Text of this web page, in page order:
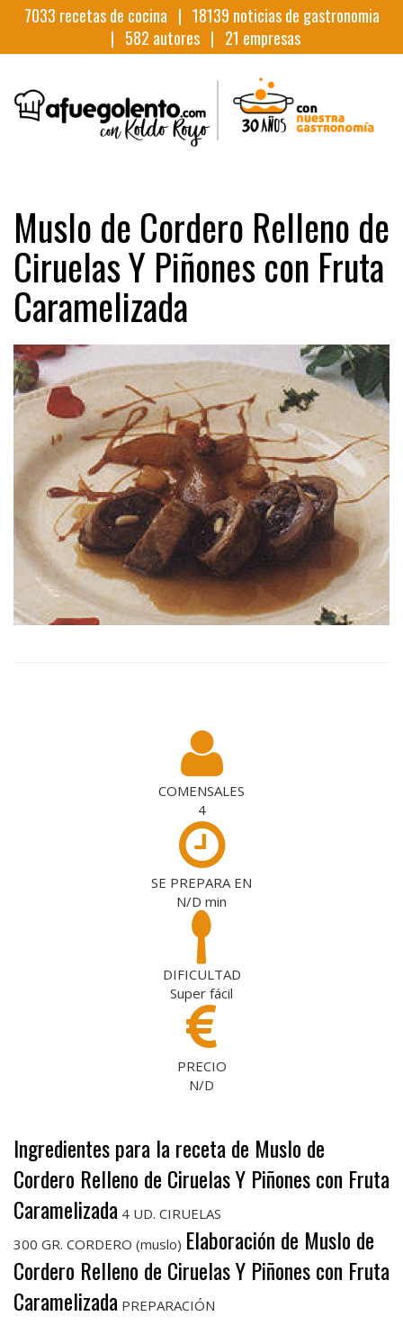
7033 recetas de cocina | 18139 noticias de gastronomia
| 582 autores | 21 empresas
Muslo de Cordero Relleno de
Ciruelas Y Piñones con Fruta
Caramelizada
COMENSALES
4
SE PREPARA EN
N/D min
DIFICULTAD
Super fácil
PRECIO
N/D
Ingredientes para la receta de Muslo de
Cordero Relleno de Ciruelas Y Piñones con Fruta
Caramelizada 4 UD. CIRUELAS
300 GR. CORDERO (muslo) Elaboración de Muslo de
Cordero Relleno de Ciruelas Y Piñones con Fruta
Caramelizada PREPARACIÓN